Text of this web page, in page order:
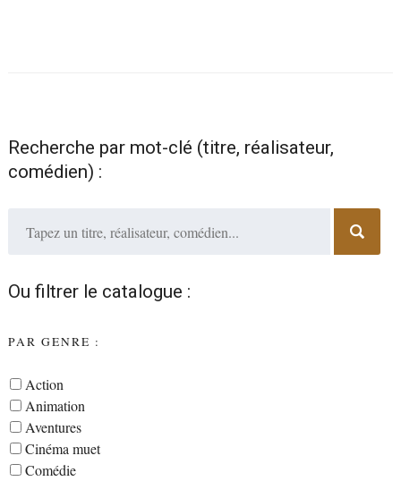
Recherche par mot-clé (titre, réalisateur,
comédien) :
Ou filtrer le catalogue :
PAR GENRE :
Action
Animation
Aventures
Cinéma muet
Comédie